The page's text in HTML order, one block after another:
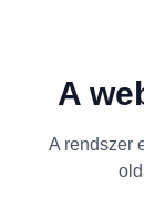
A
A rendszer